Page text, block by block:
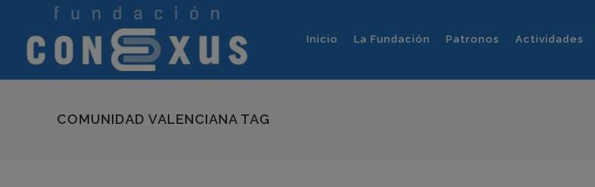
Inicio La Fundación Patronos Actividades
COMUNIDAD VALENCIANA TAG